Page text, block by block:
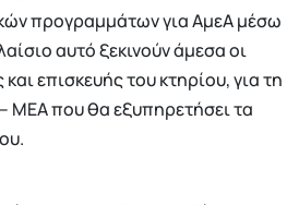
προγραμμάτων για ΑμεΑ μέσω
αυτό ξεκινούν άμεσα οι
επισκευής του κτηρίου, για τη
ΜΕΑ που θα εξυπηρετήσει τα